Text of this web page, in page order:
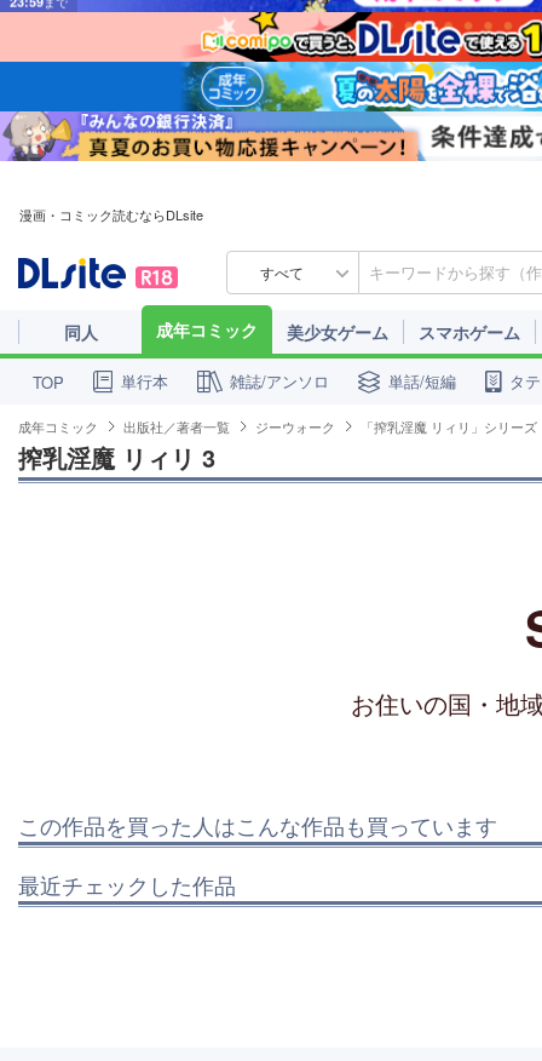
漫画・コミック読むならDLsite
すべて
同人 成年コミック 美少女ゲーム スマホゲーム
TOP 単行本 雑誌/アンソロ 単話/短編 タ
成年コミック 出版社／著者一覧 ジーウォーク 「搾乳淫魔 リィリ」シリーズ
搾乳淫魔 リィリ 3
お住いの国・地
この作品を買った人はこんな作品も買っています
最近チェックした作品